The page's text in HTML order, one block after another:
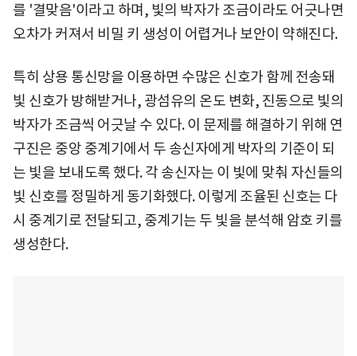
를 '결맞음'이라고 하며, 빛의 박자가 조금이라도 어긋나면
오차가 커져서 비밀 키 생성이 어렵거나 보안이 약해진다.
특히 상용 통신망을 이용하면 수많은 신호가 함께 전송돼
빛 신호가 방해받거나, 광섬유의 온도 변화, 진동으로 빛의
박자가 조금씩 어긋날 수 있다. 이 문제를 해결하기 위해 연
구진은 중앙 중계기에서 두 송신자에게 박자의 기준이 되
는 빛을 보내도록 했다. 각 송신자는 이 빛에 맞춰 자신들의
빛 신호를 정밀하게 동기화했다. 이렇게 조율된 신호는 다
시 중계기로 전달되고, 중계기는 두 빛을 분석해 암호 키를
생성한다.